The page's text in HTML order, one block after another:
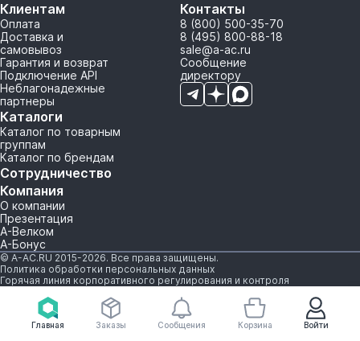
Главная Войти
Заказы Сообщения Корзина
Клиентам
Оплата
Доставка и
самовывоз
Гарантия и возврат
Подключение API
Неблагонадежные
партнеры
Каталоги
Каталог по товарным
группам
Каталог по брендам
Сотрудничество
Компания
О компании
Презентация
А-Велком
А-Бонус
Контакты
8 (800) 500-35-70
8 (495) 800-88-18
sale@a-ac.ru
Сообщение
директору
© A-AC.RU 2015-2026. Все права защищены.
Политика обработки персональных данных
Горячая линия корпоративного регулирования и контроля